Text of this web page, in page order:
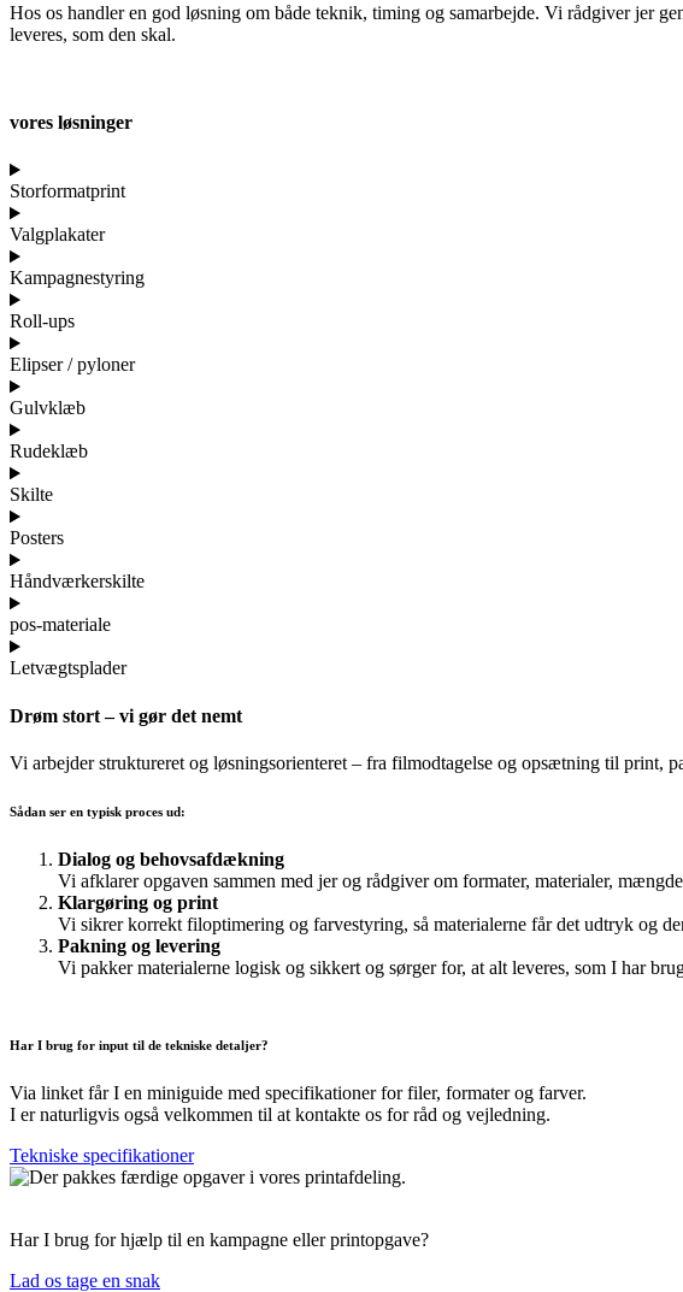
Hos os handler en god løsning om både teknik, timing og samarbejde. Vi rådgiver jer
leveres, som den skal.
vores løsninger
Storformatprint
Valgplakater
Kampagnestyring
Roll-ups
Elipser / pyloner
Gulvklæb
Rudeklæb
Skilte
Posters
Håndværkerskilte
pos-materiale
Letvægtsplader
Drøm stort – vi gør det nemt
Vi arbejder struktureret og løsningsorienteret – fra filmodtagelse og opsætning til print,
Sådan ser en typisk proces ud:
Dialog og behovsafdækning
Vi afklarer opgaven sammen med jer og rådgiver om formater, materialer,
Klargøring og print
Vi sikrer korrekt filoptimering og farvestyring, så materialerne får det udtryk og
Pakning og levering
Vi pakker materialerne logisk og sikkert og sørger for, at alt leveres, som I har
Har I brug for input til de tekniske detaljer?
Via linket får I en miniguide med specifikationer for filer, formater og farver.
I er naturligvis også velkommen til at kontakte os for råd og vejledning.
Tekniske specifikationer
Har I brug for hjælp til en kampagne eller printopgave?
Lad os tage en snak